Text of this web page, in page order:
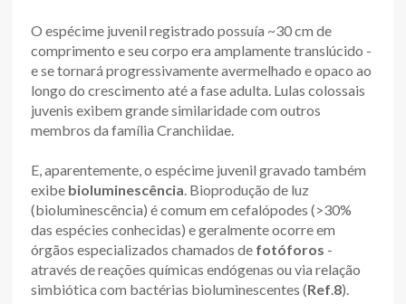
O espécime juvenil registrado possuía ~30 cm de
comprimento e seu corpo era amplamente translúcido -
e se tornará progressivamente avermelhado e opaco ao
longo do crescimento até a fase adulta. Lulas colossais
juvenis exibem grande similaridade com outros
membros da família Cranchiidae.
E, aparentemente, o espécime juvenil gravado também
exibe bioluminescência. Bioprodução de luz
(bioluminescência) é comum em cefalópodes (>30%
das espécies conhecidas) e geralmente ocorre em
órgãos especializados chamados de fotóforos -
através de reações químicas endógenas ou via relação
simbiótica com bactérias bioluminescentes (Ref.8).